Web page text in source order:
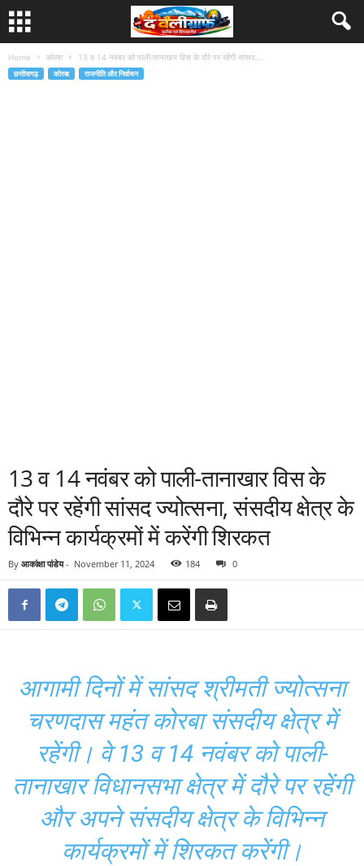
Home कोरबा 13 व 14 नवंबर को पाली-तानाखार विस के दौरे पर रहेंगी सांसद...
छत्तीसगढ़ कोरबा राजनीति और निर्वाचन
13 व 14 नवंबर को पाली-तानाखार विस के
दौरे पर रहेंगी सांसद ज्योत्सना, संसदीय क्षेत्र के
विभिन्न कार्यक्रमों में करेंगी शिरकत
By आकांक्षा पांडेय- November 11, 2024 184 0
आगामी दिनों में सांसद श्रीमती ज्योत्सना
चरणदास महंत कोरबा संसदीय क्षेत्र में
रहेंगी। वे 13 व 14 नवंबर को पाली-
तानाखार विधानसभा क्षेत्र में दौरे पर रहेंगी
और अपने संसदीय क्षेत्र के विभिन्न
कार्यक्रमों में शिरकत करेंगी।